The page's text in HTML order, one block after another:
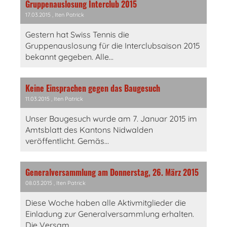
Gruppenauslosung Interclub 2015
17.03.2015 , Iten Patrick
Gestern hat Swiss Tennis die
Gruppenauslosung für die Interclubsaison 2015
bekannt gegeben. Alle...
Keine Einsprachen gegen das Baugesuch
11.03.2015 , Iten Patrick
Unser Baugesuch wurde am 7. Januar 2015 im
Amtsblatt des Kantons Nidwalden
veröffentlicht. Gemäs...
Generalversammlung am Donnerstag, 26. März 2015
08.03.2015 , Iten Patrick
Diese Woche haben alle Aktivmitglieder die
Einladung zur Generalversammlung erhalten.
Die Versam...